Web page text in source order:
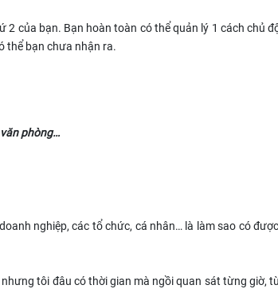
2 của bạn. Bạn hoàn toàn có thể quản lý 1 cách chủ
thể bạn chưa nhận ra.
phòng…
nghiệp, các tổ chức, cá nhân… là làm sao có
tôi đâu có thời gian mà ngồi quan sát từng giờ,